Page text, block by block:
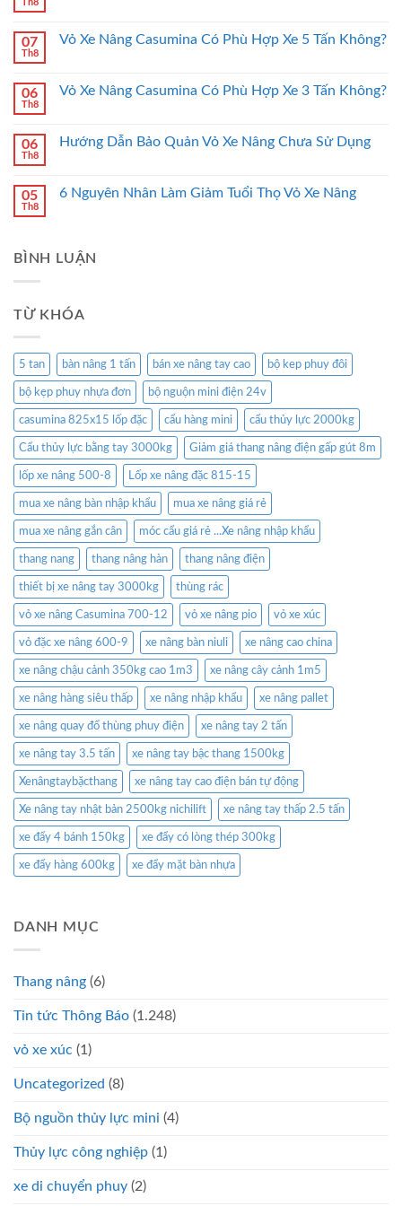
Th8
07
Th8
Vỏ Xe Nâng Casumina Có Phù Hợp Xe 5 Tấn Không?
06
Th8
Vỏ Xe Nâng Casumina Có Phù Hợp Xe 3 Tấn Không?
06
Th8
Hướng Dẫn Bảo Quản Vỏ Xe Nâng Chưa Sử Dụng
05
Th8
6 Nguyên Nhân Làm Giảm Tuổi Thọ Vỏ Xe Nâng
BÌNH LUẬN
TỪ KHÓA
5 tan bàn nâng 1 tấn bán xe nâng tay cao bộ kep phuy đôi
bộ kẹp phuy nhựa đơn bộ nguộn mini điện 24v
casumina 825x15 lốp đặc cẩu hàng mini cẩu thủy lực 2000kg
Cẩu thủy lực bằng tay 3000kg Giảm giá thang nâng điện gấp gút 8m
lốp xe nâng 500-8 Lốp xe nâng đặc 815-15
mua xe nâng bàn nhập khẩu mua xe nâng giá rẻ
mua xe nâng gắn cân móc cẩu giá rẻ ...Xe nâng nhập khẩu
thang nang thang nâng hàn thang nâng điện
thiết bị xe nâng tay 3000kg thùng rác
vỏ xe nâng Casumina 700-12 vỏ xe nâng pio vỏ xe xúc
vỏ đặc xe nâng 600-9 xe nâng bàn niuli xe nâng cao china
xe nâng chậu cảnh 350kg cao 1m3 xe nâng cây cảnh 1m5
xe nâng hàng siêu thấp xe nâng nhập khẩu xe nâng pallet
xe nâng quay đổ thùng phuy điện xe nâng tay 2 tấn
xe nâng tay 3.5 tấn xe nâng tay bậc thang 1500kg
Xenângtaybặcthang xe nâng tay cao điện bán tự động
Xe nâng tay nhật bản 2500kg nichilift xe nâng tay thấp 2.5 tấn
xe đẩy 4 bánh 150kg xe đẩy có lòng thép 300kg
xe đẩy hàng 600kg xe đẩy mặt bàn nhựa
DANH MỤC
Thang nâng (6)
Tin tức Thông Báo (1.248)
vỏ xe xúc (1)
Uncategorized (8)
Bộ nguồn thủy lực mini (4)
Thủy lực công nghiệp (1)
xe di chuyển phuy (2)